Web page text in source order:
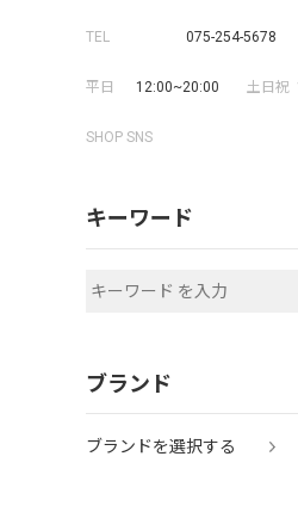
TEL 075-254-5678
平日 12:00~20:00 土日祝
SHOP SNS
キーワード
ブランド
ブランドを選択する